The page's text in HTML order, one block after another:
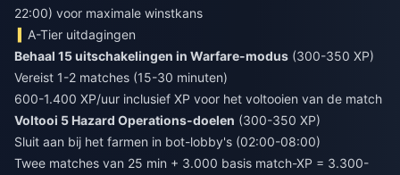
22:00) voor maximale winstkans
A-Tier uitdagingen
Behaal 15 uitschakelingen in Warfare-modus (300-350 XP)
Vereist 1-2 matches (15-30 minuten)
600-1.400 XP/uur inclusief XP voor het voltooien van de match
Voltooi 5 Hazard Operations-doelen (300-350 XP)
Sluit aan bij het farmen in bot-lobby's (02:00-08:00)
Twee matches van 25 min + 3.000 basis match-XP = 3.300-